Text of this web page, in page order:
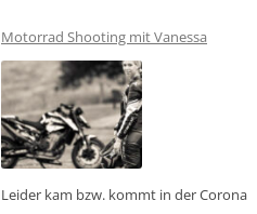
Motorrad Shooting mit Vanessa
Leider kam bzw. kommt in der Corona